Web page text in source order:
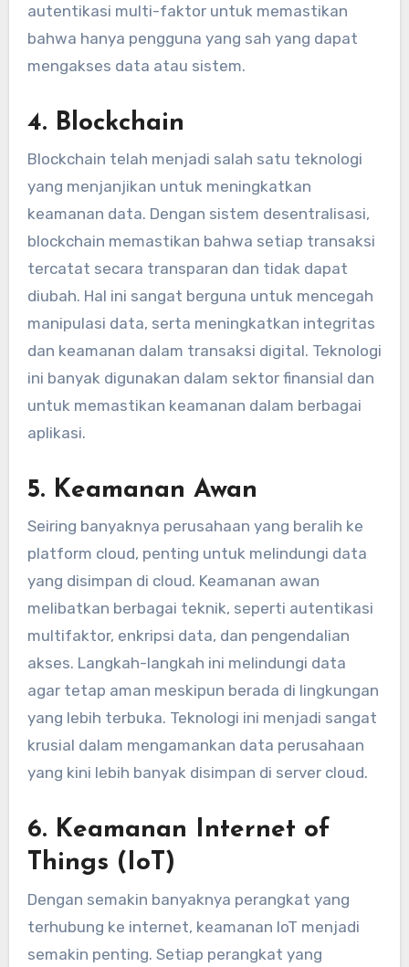
autentikasi multi-faktor untuk memastikan
bahwa hanya pengguna yang sah yang dapat
mengakses data atau sistem.
4. Blockchain
Blockchain telah menjadi salah satu teknologi
yang menjanjikan untuk meningkatkan
keamanan data. Dengan sistem desentralisasi,
blockchain memastikan bahwa setiap transaksi
tercatat secara transparan dan tidak dapat
diubah. Hal ini sangat berguna untuk mencegah
manipulasi data, serta meningkatkan integritas
dan keamanan dalam transaksi digital. Teknologi
ini banyak digunakan dalam sektor finansial dan
untuk memastikan keamanan dalam berbagai
aplikasi.
5. Keamanan Awan
Seiring banyaknya perusahaan yang beralih ke
platform cloud, penting untuk melindungi data
yang disimpan di cloud. Keamanan awan
melibatkan berbagai teknik, seperti autentikasi
multifaktor, enkripsi data, dan pengendalian
akses. Langkah-langkah ini melindungi data
agar tetap aman meskipun berada di lingkungan
yang lebih terbuka. Teknologi ini menjadi sangat
krusial dalam mengamankan data perusahaan
yang kini lebih banyak disimpan di server cloud.
6. Keamanan Internet of
Things (IoT)
Dengan semakin banyaknya perangkat yang
terhubung ke internet, keamanan IoT menjadi
semakin penting. Setiap perangkat yang